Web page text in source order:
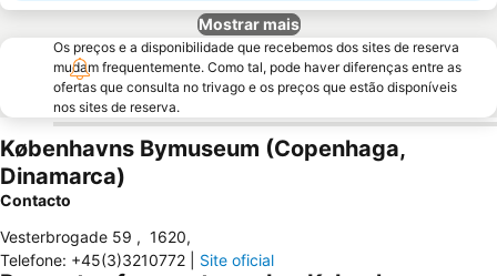
Mostrar mais
Os preços e a disponibilidade que recebemos dos sites de reserva
mudam frequentemente. Como tal, pode haver diferenças entre as
ofertas que consulta no trivago e os preços que estão disponíveis
nos sites de reserva.
Københavns Bymuseum (Copenhaga,
Dinamarca)
Contacto
Vesterbrogade 59 , 1620,
Telefone: +45(3)3210772 Site oficial